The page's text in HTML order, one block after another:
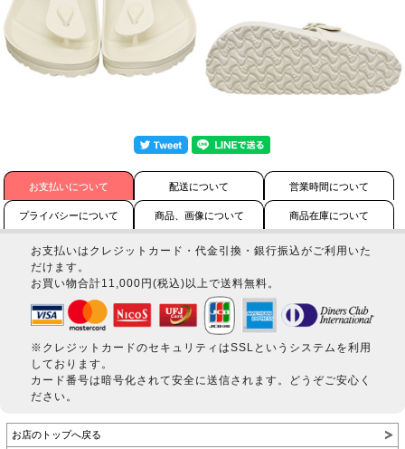
お支払いについて 配送について 営業時間について
プライバシーについて 商品、画像について 商品在庫について
お支払いはクレジットカード・代金引換・銀行振込がご利用いた
だけます。
お買い物合計11,000円(税込)以上で送料無料。
※クレジットカードのセキュリティはSSLというシステムを利用
しております。
カード番号は暗号化されて安全に送信されます。どうぞご安心く
ださい。
お店のトップへ戻る